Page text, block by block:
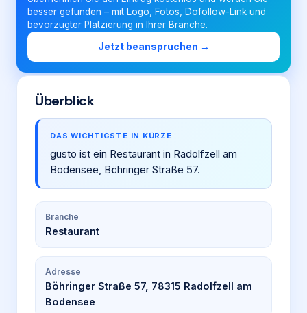
besser gefunden – mit Logo, Fotos, Dofollow-Link und
bevorzugter Platzierung in Ihrer Branche.
Jetzt beanspruchen →
Überblick
DAS WICHTIGSTE IN KÜRZE
gusto ist ein Restaurant in Radolfzell am
Bodensee, Böhringer Straße 57.
Branche
Restaurant
Adresse
Böhringer Straße 57, 78315 Radolfzell am
Bodensee